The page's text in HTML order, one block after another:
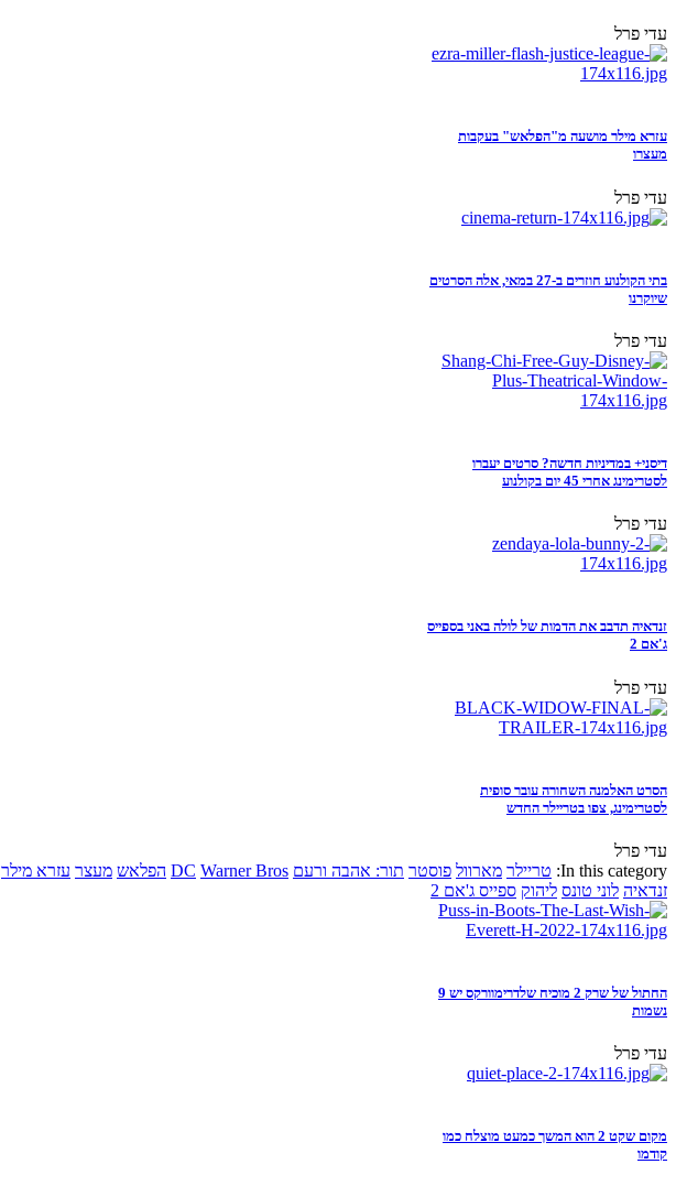
עדי פרל
עזרא מילר מושעה מ"הפלאש" בעקבות
מעצרו
עדי פרל
בתי הקולנוע חוזרים ב-27 במאי, אלה הסרטים
שיוקרנו
עדי פרל
דיסני+ במדיניות חדשה? סרטים יעברו
לסטרימינג אחרי 45 יום בקולנוע
עדי פרל
זנדאיה תדבב את הדמות של לולה באני בספייס
ג'אם 2
עדי פרל
הסרט האלמנה השחורה עובר סופית
לסטרימינג, צפו בטריילר החדש
עדי פרל
In this category: טריילר מארוול פוסטר תור: אהבה ורעם DC Warner Bros הפלאש מעצר עזרא מילר
זנדאיה לוני טונס ליהוק ספייס ג'אם 2
החתול של שרק 2 מוכיח שלדרימוורקס יש 9
נשמות
עדי פרל
מקום שקט 2 הוא המשך כמעט מוצלח כמו
קודמו